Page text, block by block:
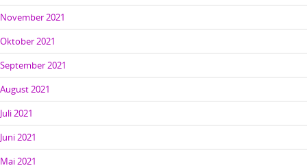
November 2021
Oktober 2021
September 2021
August 2021
Juli 2021
Juni 2021
Mai 2021